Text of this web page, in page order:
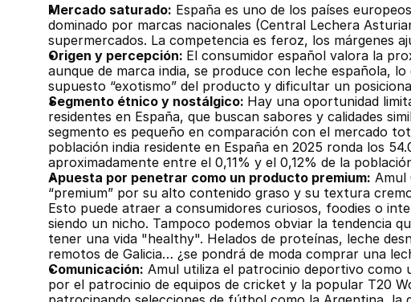
Mercado saturado: España es uno de los países
dominado por marcas nacionales (Central Lechera
supermercados. La competencia es feroz, los márgenes
Origen y percepción: El consumidor español valora la
aunque de marca india, se produce con leche española,
supuesto “exotismo” del producto y dificultar un
Segmento étnico y nostálgico: Hay una oportunidad
residentes en España, que buscan sabores y calidades
segmento es pequeño en comparación con el mercado
población india residente en España en 2025 ronda los
aproximadamente entre el 0,11% y el 0,12% de la
Apuesta por penetrar como un producto premium: Amul
“premium” por su alto contenido graso y su textura
Esto puede atraer a consumidores curiosos, foodies o
siendo un nicho. Tampoco podemos obviar la tendencia
tener una vida "healthy". Helados de proteínas, leche
remotos de Galicia… ¿se pondrá de moda comprar una
Comunicación: Amul utiliza el patrocinio deportivo como
por el patrocinio de equipos de cricket y la popular T20